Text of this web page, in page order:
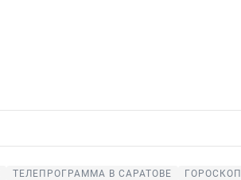
ТЕЛЕПРОГРАММА В САРАТОВЕ ГОРОСКОП